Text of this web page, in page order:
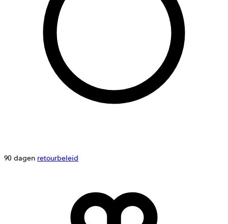
90 dagen retourbeleid